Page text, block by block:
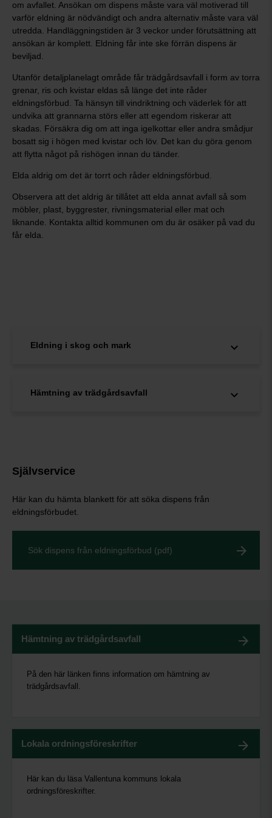
om avfallet. Ansökan om dispens måste vara väl motiverad till
varför eldning är nödvändigt och andra alternativ måste vara väl
utredda. Handläggningstiden är 3 veckor under förutsättning att
ansökan är komplett. Eldning får inte ske förrän dispens är
beviljad.
Utanför detaljplanelagt område får trädgårdsavfall i form av torra
grenar, ris och kvistar eldas så länge det inte råder
eldningsförbud. Ta hänsyn till vindriktning och väderlek för att
undvika att grannarna störs eller att egendom riskerar att
skadas. Försäkra dig om att inga igelkottar eller andra smådjur
bosatt sig i högen med kvistar och löv. Det kan du göra genom
att flytta något på rishögen innan du tänder.
Elda aldrig om det är torrt och råder eldningsförbud.
Observera att det aldrig är tillåtet att elda annat avfall så som
möbler, plast, byggrester, rivningsmaterial eller mat och
liknande. Kontakta alltid kommunen om du är osäker på vad du
får elda.
Eldning i skog och mark
Hämtning av trädgårdsavfall
Självservice
Här kan du hämta blankett för att söka dispens från
eldningsförbudet.
Sök dispens från eldningsförbud (pdf)
Hämtning av trädgårdsavfall
På den här länken finns information om hämtning av
trädgårdsavfall.
Lokala ordningsföreskrifter
Här kan du läsa Vallentuna kommuns lokala
ordningsföreskrifter.